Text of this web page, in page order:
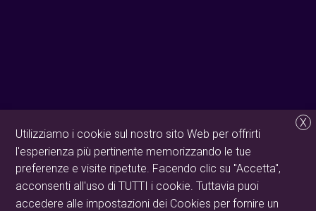
X
Utilizziamo i cookie sul nostro sito Web per offrirti
l'esperienza più pertinente memorizzando le tue
preferenze e visite ripetute. Facendo clic su "Accetta",
acconsenti all'uso di TUTTI i cookie. Tuttavia puoi
accedere alle impostazioni dei Cookies per fornire un